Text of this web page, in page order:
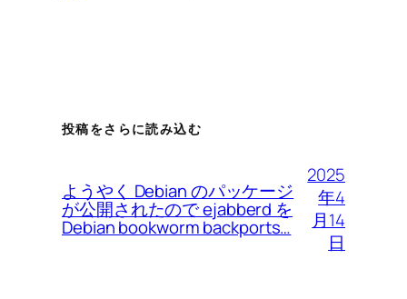
投稿をさらに読み込む
ようやく Debian のパッケージ
が公開されたので ejabberd を
Debian bookworm backports…
2025
年4
月14
日